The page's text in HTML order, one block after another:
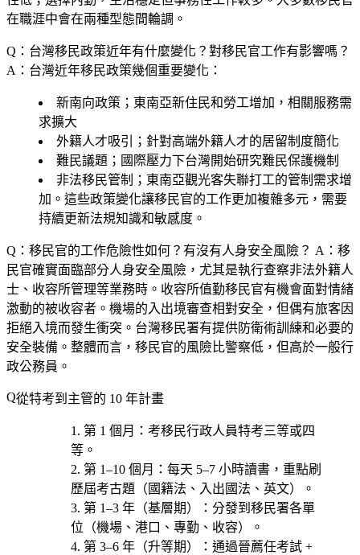
在職涯中會在兩種型態間輪調。
Q：台灣移民政策近年有什麼變化？對移民官工作有影響嗎？
A：台灣近年移民政策幾個重要變化：
新南向政策；東南亞新住民和勞工增加，相關服務需
求擴大
外籍人才吸引；針對高端外籍人才的居留制度簡化
難民議題；國際壓力下台灣開始研究難民保護機制
非法移民管制；東南亞觀光客失聯打工的管制需求增
加。這些政策變化讓移民官的工作更加複雜多元，需要
持續更新法規知識和敏感度。
Q：移民官的工作危險性如何？有沒有人身安全風險？ A：移
民官確實面臨部分人身安全風險，尤其是執行查察非法外籍人
士、收容所管理等業務時。收容所值勤移民官有機會面對情緒
激動的被收容者。機場的入出境審查相對安全，但偶有旅客因
拒絕入境而發生衝突。台灣移民署有提供防衛術訓練和必要的
安全裝備。整體而言，移民官的風險比警察低，但高於一般行
政公務員。
從特考到主管的 10 年計畫
第 1 個月 ：考移民行政人員特考三等或四
等 。
第 1–10 個月 ：每天 5–7 小時讀書，重點刷
歷屆考古題（國籍法、入出國法、英文）。
第 1–3 年（基層期）
：分發到移民署各單
位（機場、港口、專勤、收容）。
第 3–6 年（升等期）
：通過晉薦任考試 +